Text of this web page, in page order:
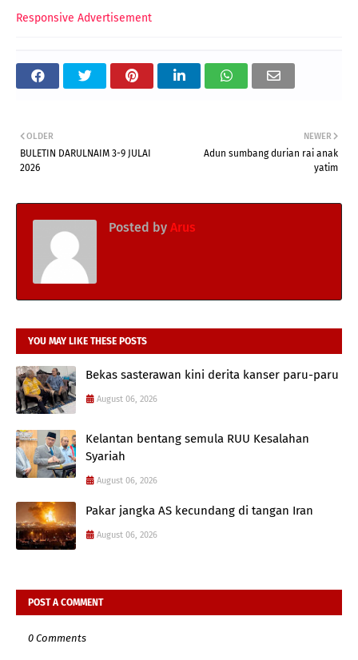
Responsive Advertisement
NEWER
Adun sumbang durian rai anak
yatim
OLDER
BULETIN DARULNAIM 3-9 JULAI
2026
Posted by Arus
YOU MAY LIKE THESE POSTS
Bekas sasterawan kini derita kanser paru-paru
August 06, 2026
Kelantan bentang semula RUU Kesalahan
Syariah
August 06, 2026
Pakar jangka AS kecundang di tangan Iran
August 06, 2026
POST A COMMENT
0 Comments